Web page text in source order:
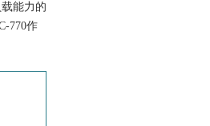
能力的
770作